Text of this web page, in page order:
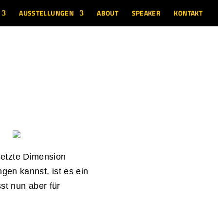
AUSSTELLUNGEN ABOUT SPEAKER KONTAKT
Dimension
kannst, ist es ein
nun aber für